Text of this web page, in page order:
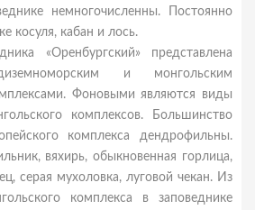
немногочисленны. Постоянно
косуля, кабан и лось.
«Оренбургский» представлена
и монгольским
Фоновыми являются виды
комплексов. Большинство
комплекса дендрофильны.
вяхирь, обыкновенная горлица,
серая мухоловка, луговой чекан. Из
комплекса в заповеднике